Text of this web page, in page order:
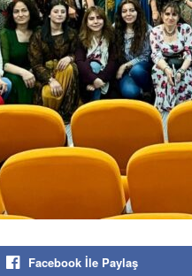
Facebook İle Paylaş